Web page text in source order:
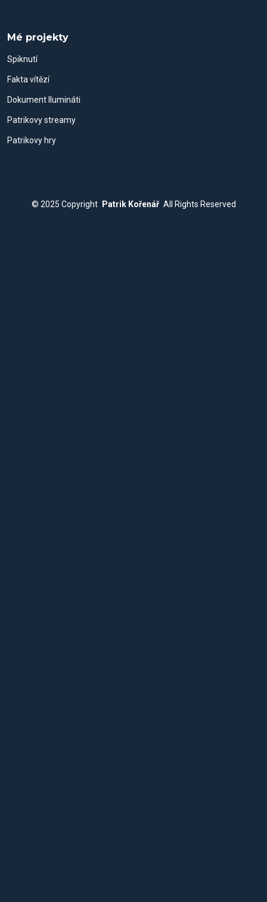
Mé projekty
Spiknutí
Fakta vítězí
Dokument Ilumináti
Patrikovy streamy
Patrikovy hry
© 2025 Copyright Patrik Kořenář All Rights Reserved